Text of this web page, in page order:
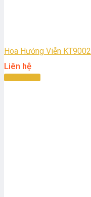
Hoa Hướng Viễn KT9002
Liên hệ